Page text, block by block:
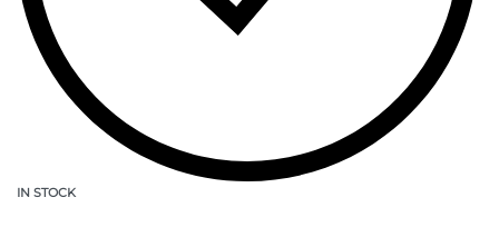
IN STOCK